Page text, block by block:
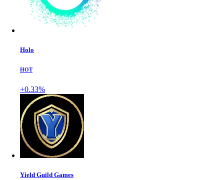
Holo
HOT
+0.33%
Yield Guild Games